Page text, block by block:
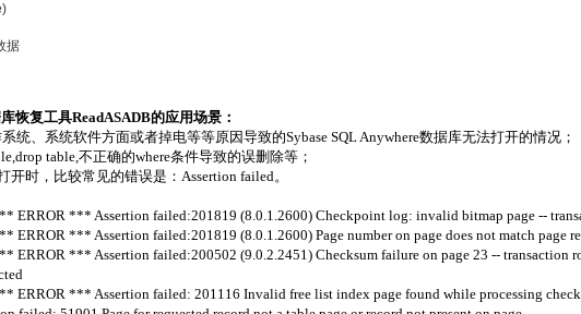
据
恢复工具ReadASADB的应用场景：
统、系统软件方面或者掉电等等原因导致的Sybase SQL Anywhere数据库无法打开的情况；
table,不正确的where条件导致的误删除等；
开时，比较常见的错误是：Assertion failed。
ERROR *** Assertion failed:201819 (8.0.1.2600) Checkpoint log: invalid bitmap page --
ERROR *** Assertion failed:201819 (8.0.1.2600) Page number on page does not match page
ERROR *** Assertion failed:200502 (9.0.2.2451) Checksum failure on page 23 -- transaction
ERROR *** Assertion failed: 201116 Invalid free list index page found while processing